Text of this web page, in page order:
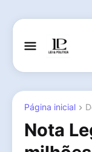
Página inicial
Nota